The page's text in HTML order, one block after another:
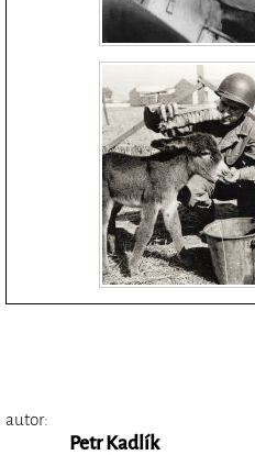
autor:
Petr Kadlík